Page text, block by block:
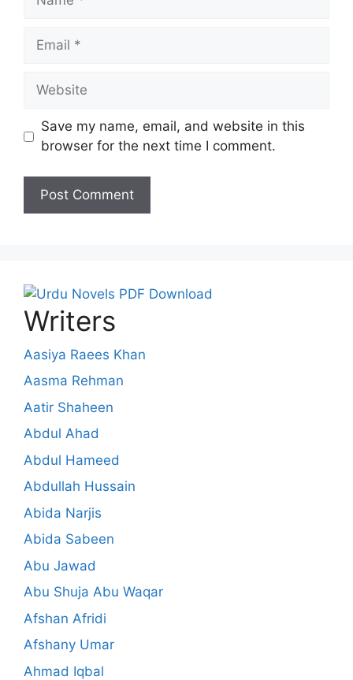
Email
Website
Save my name, email, and website in this
browser for the next time I comment.
Writers
Aasiya Raees Khan
Aasma Rehman
Aatir Shaheen
Abdul Ahad
Abdul Hameed
Abdullah Hussain
Abida Narjis
Abida Sabeen
Abu Jawad
Abu Shuja Abu Waqar
Afshan Afridi
Afshany Umar
Ahmad Iqbal